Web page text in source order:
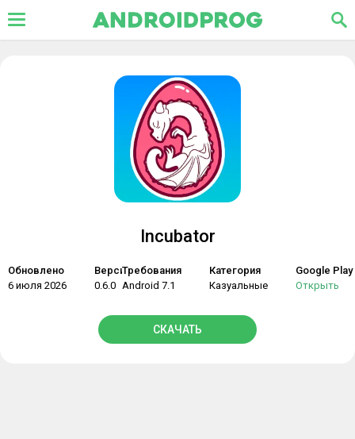
Incubator
Обновлено
6 июля 2026
Версия
0.6.0
Требования
Android 7.1
Категория
Казуальные
Google Play
Открыть
СКАЧАТЬ